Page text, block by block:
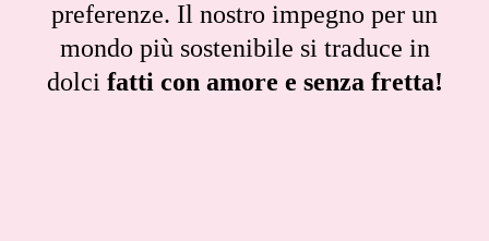
preferenze. Il nostro impegno per un
mondo più sostenibile si traduce in
dolci fatti con amore e senza fretta!